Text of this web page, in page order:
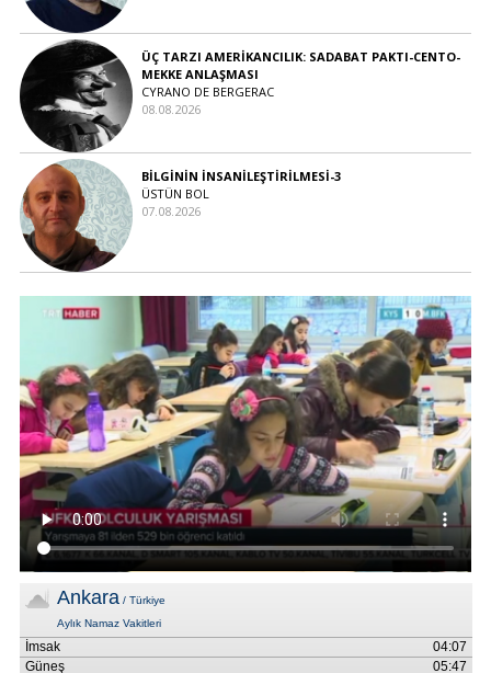
ÜÇ TARZI AMERİKANCILIK: SADABAT PAKTI-CENTO-
MEKKE ANLAŞMASI
CYRANO DE BERGERAC
08.08.2026
BİLGİNİN İNSANİLEŞTİRİLMESİ-3
ÜSTÜN BOL
07.08.2026